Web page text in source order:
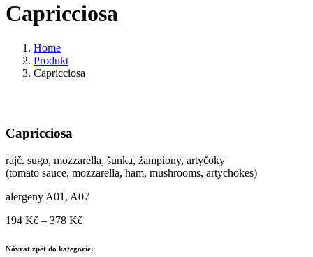
Capricciosa
Home
Produkt
Capricciosa
Capricciosa
rajč. sugo, mozzarella, šunka, žampiony, artyčoky
(tomato sauce, mozzarella, ham, mushrooms, artychokes)
alergeny A01, A07
194 Kč – 378 KčRozpětí
194 Kč
Návrat zpět do kategorie: